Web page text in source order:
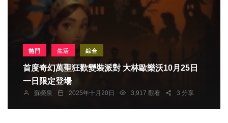
熱門 生活 綜合
首度奇幻萬聖狂歡變裝派對 大林歐樂沃10月25日
一日限定登場
蘇榮泉 2025年十月20日 3,917 觀看 3 分享